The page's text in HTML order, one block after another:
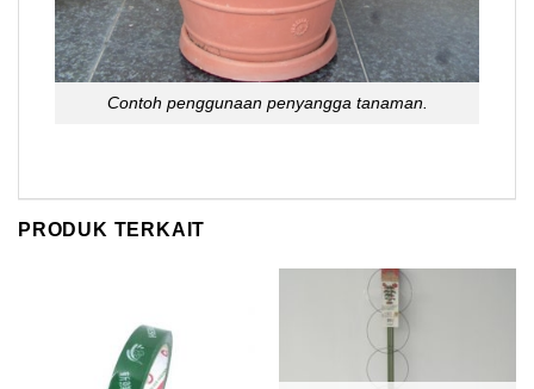
Contoh penggunaan penyangga tanaman.
PRODUK TERKAIT